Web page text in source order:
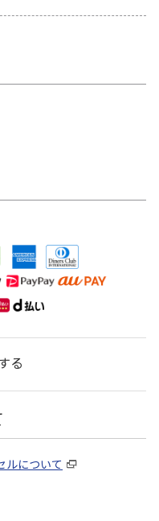
る
ルについて